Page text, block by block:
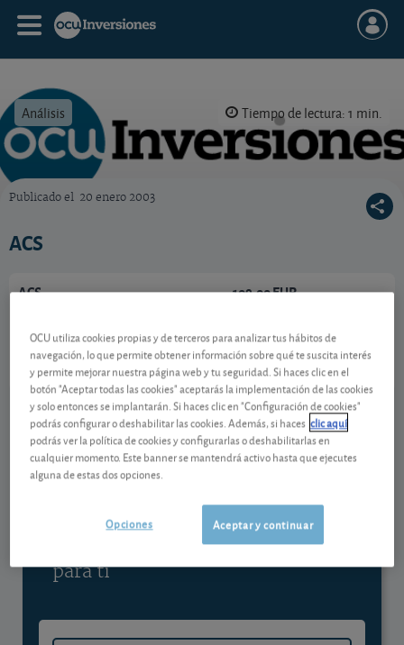
Análisis Tiempo de lectura: 1 min.
Publicado el 20 enero 2003
ACS
ACS
07/08/2026 Madrid
109,00 EUR
-0,3 EUR (-0,27 %)
Ver detalladamente
Contenido reservado a SOCIOS
Gestiona tu dinero con visión
experta
y consigue que cada euro trabaje
para ti
OCU utiliza cookies propias y de terceros para analizar tus hábitos de
navegación, lo que permite obtener información sobre qué te suscita interés
y permite mejorar nuestra página web y tu seguridad. Si haces clic en el
botón "Aceptar todas las cookies" aceptarás la implementación de las cookies
y solo entonces se implantarán. Si haces clic en "Configuración de cookies"
podrás configurar o deshabilitar las cookies. Además, si haces clic aquí
podrás ver la política de cookies y configurarlas o deshabilitarlas en
cualquier momento. Este banner se mantendrá activo hasta que ejecutes
alguna de estas dos opciones.
Aceptar y continuar
Opciones